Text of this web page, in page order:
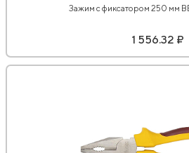
Зажим с фиксатором 250 мм
1 556.32 ₽